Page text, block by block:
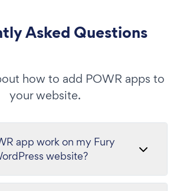
Asked Questions
how to add POWR apps to
your website.
app work on my Fury
website?